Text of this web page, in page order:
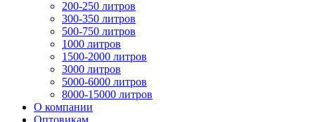
200-250 литров
300-350 литров
500-750 литров
1000 литров
1500-2000 литров
3000 литров
5000-6000 литров
8000-15000 литров
О компании
Оптовикам